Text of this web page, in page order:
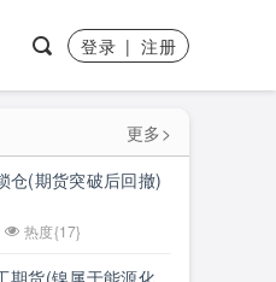
登录|注册
更多>
仓(期货突破后回撤)
热度{17}
期货(镍属于能源化